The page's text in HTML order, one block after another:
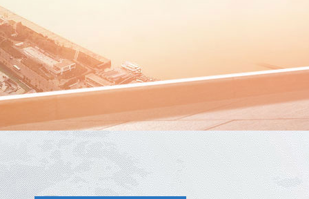
新闻资讯： 特氟龙喷涂-选择苏州四氟防腐科技
苏州特氟龙喷涂后表面容易脱皮是怎么回事？